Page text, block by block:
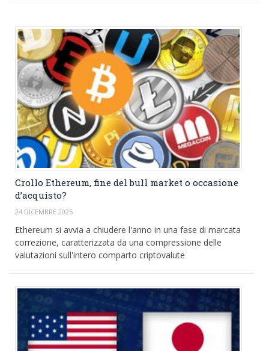
Crollo Ethereum, fine del bull market o occasione
d’acquisto?
24 DICEMBRE 2025
Ethereum si avvia a chiudere l'anno in una fase di marcata
correzione, caratterizzata da una compressione delle
valutazioni sull'intero comparto criptovalute